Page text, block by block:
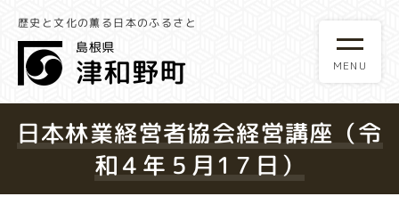
歴史と文化の薫る日本のふるさと
日本林業経営者協会経営講座（令
和４年５月1７日）